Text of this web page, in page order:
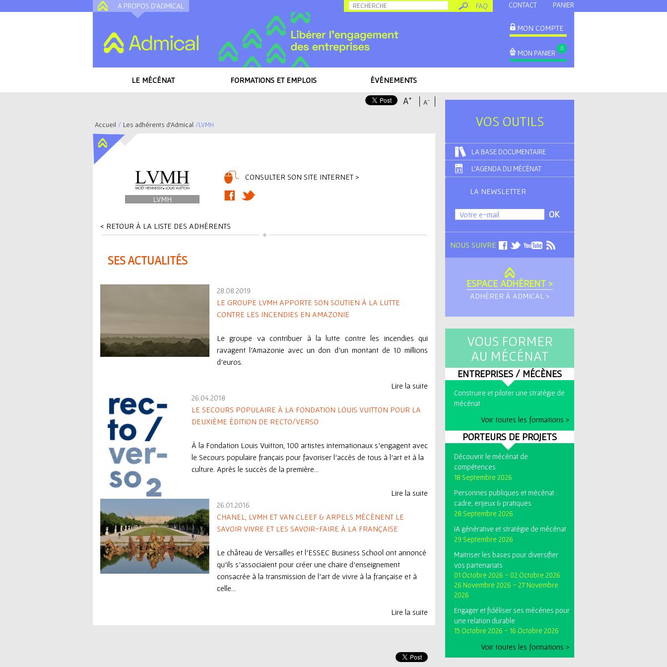
Allez au contenu
A PROPOS D'ADMICAL CONTACT PANIER
FAQ
MON COMPTE
MON PANIER
0
LE MÉCÉNAT FORMATIONS ET EMPLOIS ÉVÉNEMENTS
A-
A+
V
o
Accueil / Les adhérents d'Admical /LVMH
LVMH
CONSULTER SON SITE INTERNET >
< RETOUR À LA LISTE DES ADHÉRENTS
SES ACTUALITÉS
28.08.2019
LE GROUPE LVMH APPORTE SON SOUTIEN À LA LUTTE
CONTRE LES INCENDIES EN AMAZONIE
Le groupe va contribuer à la lutte contre les incendies qui
ravagent l'Amazonie avec un don d'un montant de 10 millions
d'euros.
Lire la suite
26.04.2018
LE SECOURS POPULAIRE À LA FONDATION LOUIS VUITTON POUR LA
DEUXIÈME ÉDITION DE RECTO/VERSO
À la Fondation Louis Vuitton, 100 artistes internationaux s'engagent avec
le Secours populaire français pour favoriser l'accès de tous à l'art et à la
culture. Après le succès de la première...
Lire la suite
26.01.2016
CHANEL, LVMH ET VAN CLEEF & ARPELS MÉCÈNENT LE
SAVOIR VIVRE ET LES SAVOIR-FAIRE À LA FRANÇAISE
Le château de Versailles et l’ESSEC Business School ont annoncé
qu’ils s’associaient pour créer une chaire d’enseignement
consacrée à la transmission de l’art de vivre à la française et à
celle...
Lire la suite
VOS OUTILS
LA BASE DOCUMENTAIRE
L'AGENDA DU MÉCÉNAT
LA NEWSLETTER
NOUS SUIVRE
ESPACE ADHÉRENT >
ADHÉRER À ADMICAL >
VOUS FORMER
AU MÉCÉNAT
ENTREPRISES / MÉCÈNES
Construire et piloter une stratégie de
mécénat
Voir toutes les formations >
PORTEURS DE PROJETS
Découvrir le mécénat de
compétences
18 Septembre 2026
Personnes publiques et mécénat :
cadre, enjeux & pratiques
28 Septembre 2026
IA générative et stratégie de mécénat
29 Septembre 2026
Maitriser les bases pour diversifier
vos partenariats
01 Octobre 2026 - 02 Octobre 2026
26 Novembre 2026 - 27 Novembre
2026
Engager et fidéliser ses mécénes pour
une relation durable
15 Octobre 2026 - 16 Octobre 2026
Voir toutes les formations >